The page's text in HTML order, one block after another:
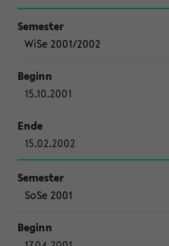
WiSe 2001/2002
15.10.2001
15.02.2002
SoSe 2001